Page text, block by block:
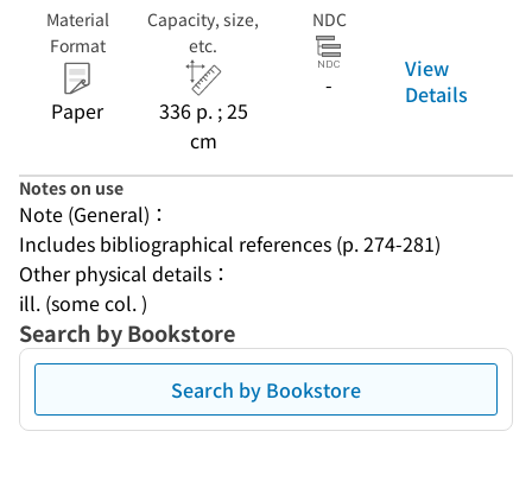
Material
Format
Paper
Capacity, size,
etc.
336 p. ; 25
cm
NDC
-
View
Details
Notes on use
Note (General)：
Includes bibliographical references (p. 274-281)
Other physical details：
ill. (some col. )
Search by Bookstore
Search by Bookstore